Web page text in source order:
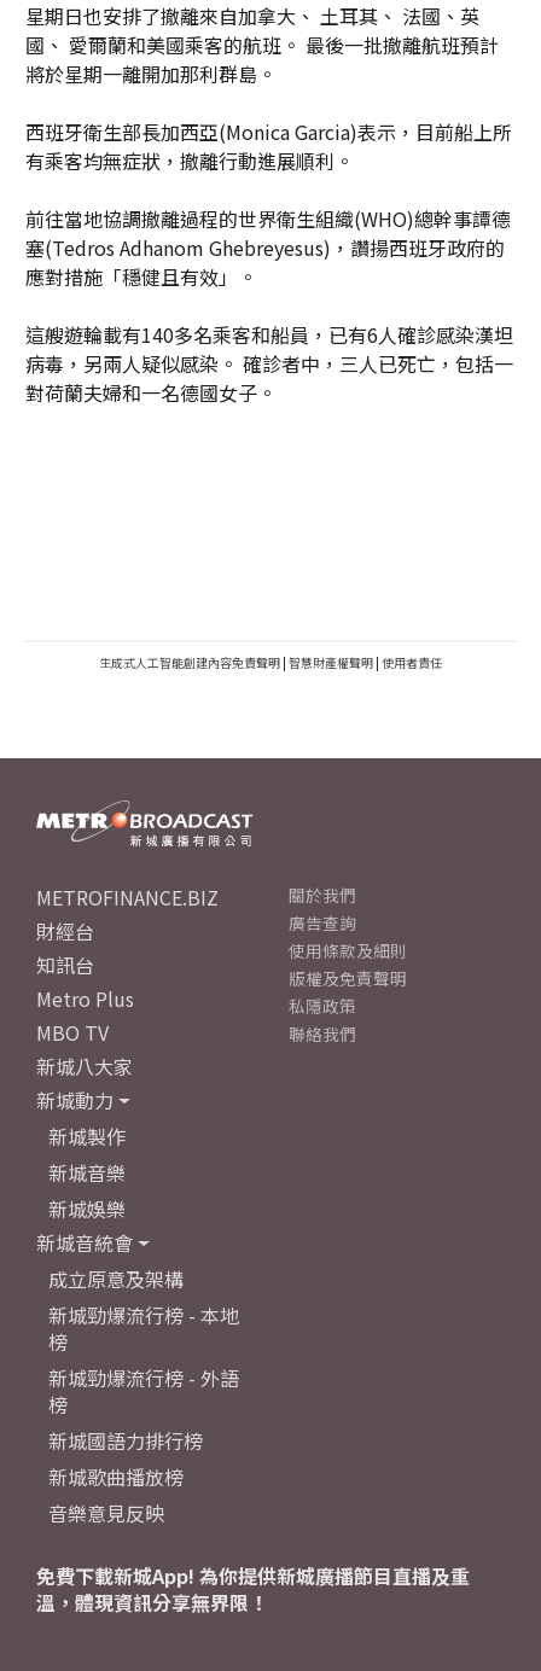
星期日也安排了撤離來自加拿大、 土耳其、 法國、英
國、 愛爾蘭和美國乘客的航班。 最後一批撤離航班預計
將於星期一離開加那利群島。
西班牙衛生部長加西亞(Monica Garcia)表示，目前船上所
有乘客均無症狀，撤離行動進展順利。
前往當地協調撤離過程的世界衛生組織(WHO)總幹事譚德
塞(Tedros Adhanom Ghebreyesus)，讚揚西班牙政府的
應對措施「穩健且有效」。
這艘遊輪載有140多名乘客和船員，已有6人確診感染漢坦
病毒，另兩人疑似感染。 確診者中，三人已死亡，包括一
對荷蘭夫婦和一名德國女子。
生成式人工智能創建內容免責聲明 | 智慧財產權聲明 | 使用者責任
METROFINANCE.BIZ
財經台
知訊台
Metro Plus
MBO TV
新城八大家
新城動力
新城製作
新城音樂
新城娛樂
新城音統會
成立原意及架構
新城勁爆流行榜 - 本地
榜
新城勁爆流行榜 - 外語
榜
新城國語力排行榜
新城歌曲播放榜
音樂意見反映
關於我們
廣告查詢
使用條款及細則
版權及免責聲明
私隱政策
聯絡我們
免費下載新城App! 為你提供新城廣播節目直播及重
溫，體現資訊分享無界限！